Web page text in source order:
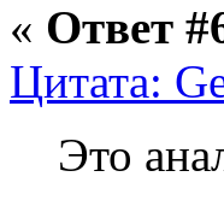
« Ответ
Цитата:
Это